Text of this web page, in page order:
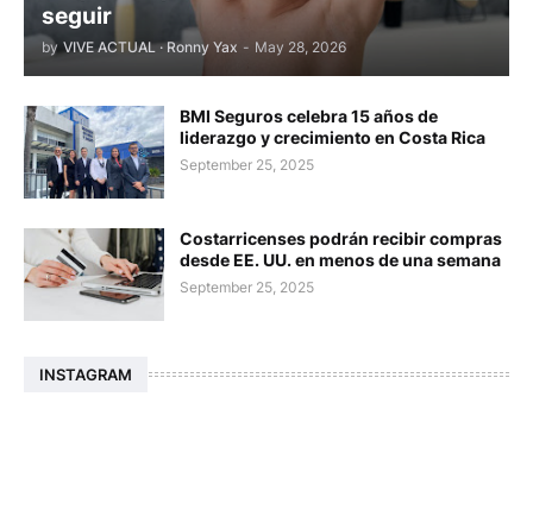
seguir
by VIVE ACTUAL · Ronny Yax - May 28, 2026
BMI Seguros celebra 15 años de
liderazgo y crecimiento en Costa Rica
September 25, 2025
Costarricenses podrán recibir compras
desde EE. UU. en menos de una semana
September 25, 2025
INSTAGRAM